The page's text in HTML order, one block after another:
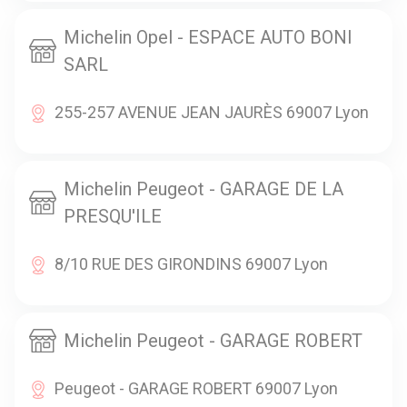
Michelin Opel - ESPACE AUTO BONI
SARL
255-257 AVENUE JEAN JAURÈS 69007 Lyon
Michelin Peugeot - GARAGE DE LA
PRESQU'ILE
8/10 RUE DES GIRONDINS 69007 Lyon
Michelin Peugeot - GARAGE ROBERT
Peugeot - GARAGE ROBERT 69007 Lyon